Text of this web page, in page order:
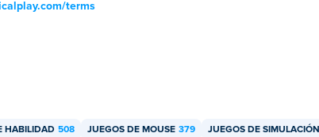
terms
HABILIDAD 508 JUEGOS DE MOUSE 379 JUEGOS DE SIMULACIÓN